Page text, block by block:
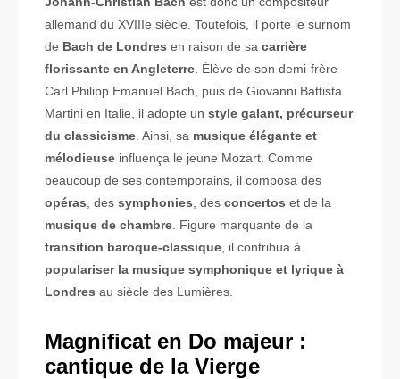
allemand du XVIIIe siècle. Toutefois, il porte le surnom
de Bach de Londres en raison de sa carrière
florissante en Angleterre . Élève de son demi-frère
Carl Philipp Emanuel Bach, puis de Giovanni Battista
Martini en Italie, il adopte un style galant, précurseur
du classicisme . Ainsi, sa musique élégante et
mélodieuse influença le jeune Mozart. Comme
beaucoup de ses contemporains, il composa des
opéras , des symphonies , des concertos et de la
musique de chambre . Figure marquante de la
transition baroque-classique , il contribua à
populariser la musique symphonique et lyrique à
Londres au siècle des Lumières.
Magnificat en Do majeur :
cantique de la Vierge